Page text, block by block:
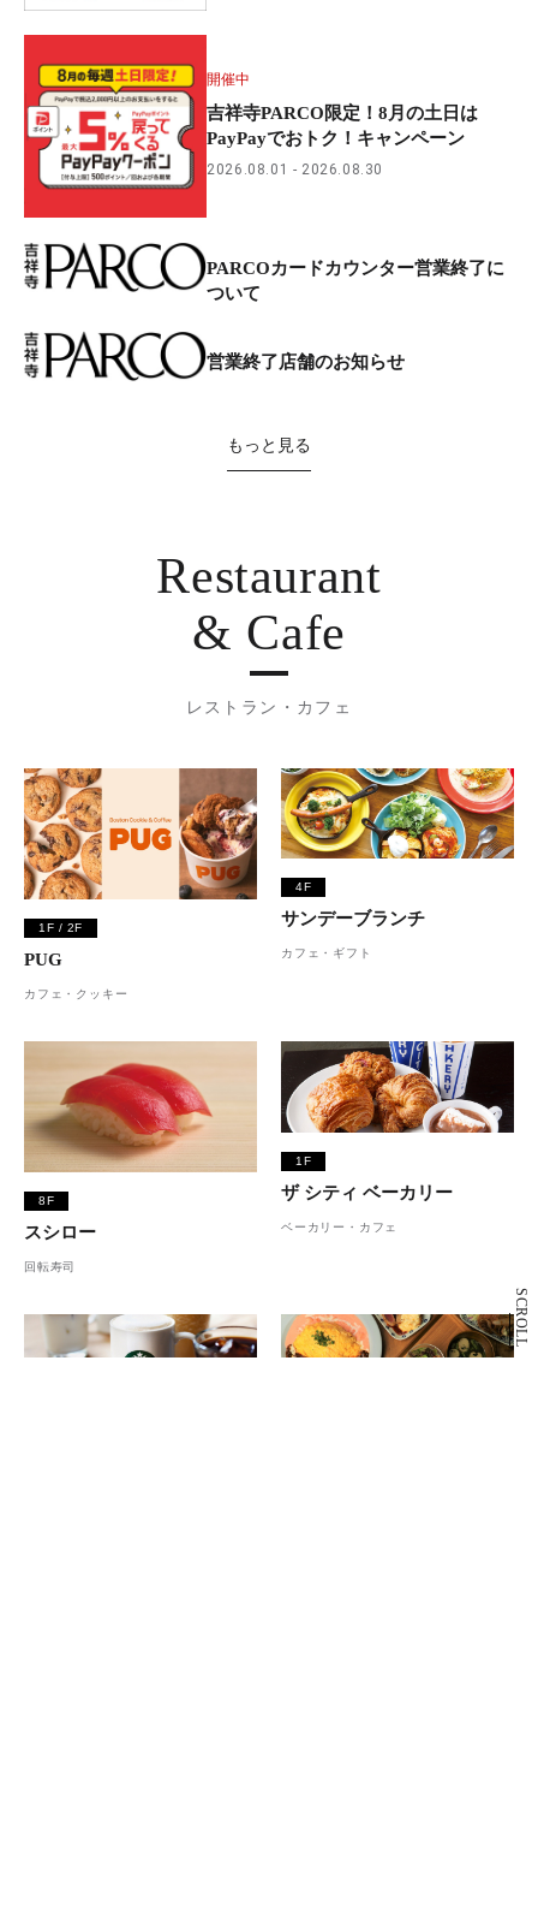
SCROLL
開催中
吉祥寺PARCO限定！8月の土日は
PayPayでおトク！キャンペーン
2026.08.01 2026.08.30
PARCOカードカウンター営業終了に
ついて
営業終了店舗のお知らせ
もっと見る
Restaurant
& Cafe
レストラン・カフェ
1F / 2F
PUG
カフェ・クッキー
4F
サンデーブランチ
カフェ・ギフト
8F
スシロー
回転寿司
1F
ザ シティ ベーカリー
ベーカリー・カフェ